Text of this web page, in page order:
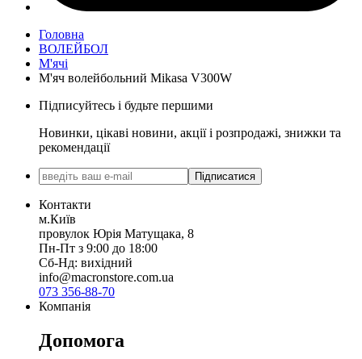
Головна
ВОЛЕЙБОЛ
М'ячі
М'яч волейбольний Mikasa V300W
Підписуйтесь і будьте першими
Новинки, цікаві новини, акції і розпродажі, знижки та
рекомендації
Підписатися
Контакти
м.Київ
провулок Юрія Матущака, 8
Пн-Пт з 9:00 до 18:00
Сб-Нд: вихідний
info@macronstore.com.ua
073 356-88-70
Компанія
Допомога